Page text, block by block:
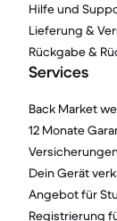
Hilfe und
Lieferung &
Rückgabe &
Services
Back Market
12 Monate
Dein Gerät
Angebot für
Registrierung